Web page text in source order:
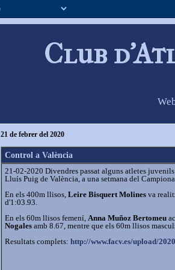
Club
21 de febrer del 2020
Control a València
21-02-2020 Divendres passat alguns atletes
Lluís Puig de València, a una setmana del
En els 400m llisos, Leire Bisquert Molines va
d'1:03.93.
En els 60m llisos femení, Anna Muñoz Bertomeu
Nogales amb 8.67, mentre que els 60m llisos
Resultats complets: http://www.facv.es/upload/